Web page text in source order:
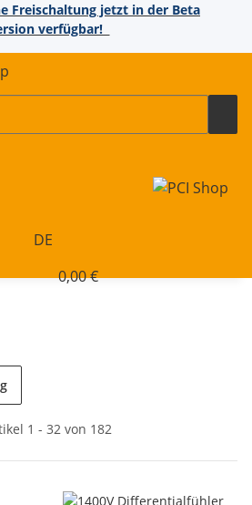
Freischaltung jetzt in der Beta
verfügbar!
DE
0,00 €
1 - 32 von 182